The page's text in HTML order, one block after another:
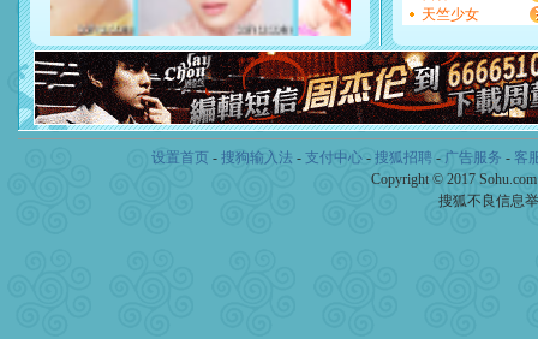
起；二是再生再世和你在
离。水晶之恋祝你新年快乐
[元旦]当我狠下心扭头离去
泣，这痛楚让我明白我多
卖了。水晶之恋祝你新年快
[春节]风柔雨润好月圆，半
颜！冬去春来似水如烟，
道一声平安！新年吉祥万事
[春节]传说薰衣草有四片叶
片叶子是希望，第三片叶
天竺少女
设置首页 - 搜狗输入法 - 支付中心- 搜狐招聘- 广告服务 - 客
Copyright © 2017
搜狐不良信息